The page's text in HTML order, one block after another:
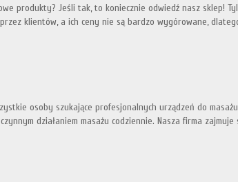
produkty? Jeśli tak, to koniecznie odwiedź nasz sklep!
klientów, a ich ceny nie są bardzo wygórowane,
osoby szukające profesjonalnych urządzeń do
działaniem masażu codziennie. Nasza firma